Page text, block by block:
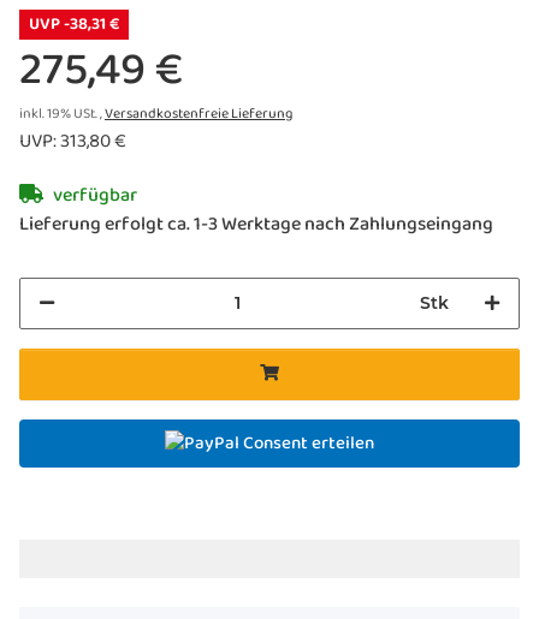
UVP -38,31 €
275,49 €
inkl. 19% USt. ,Versandkostenfreie Lieferung
UVP:313,80 €
verfügbar
Lieferung erfolgt ca. 1-3 Werktage nach Zahlungseingang
Stk
Consent erteilen